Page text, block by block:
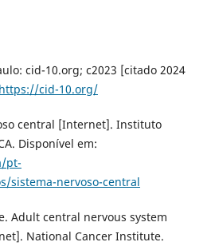
cid-10.org; c2023 [citado 2024
https://cid-10.org/
central [Internet]. Instituto
Disponível em:
pt-
sistema-nervoso-central
Adult central nervous system
National Cancer Institute.